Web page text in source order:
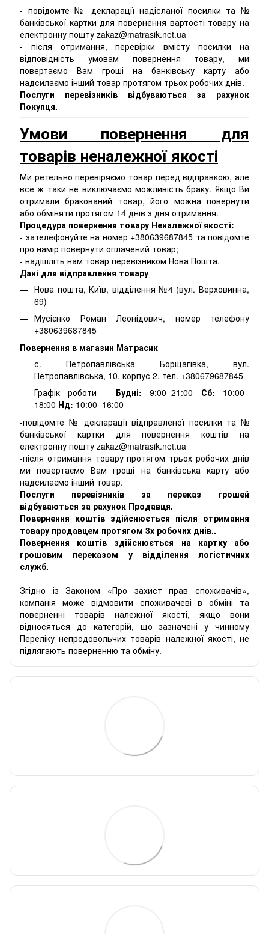
- повідомте № декларації надісланої посилки та №
банківської картки для повернення вартості товару на
електронну пошту zakaz@matrasik.net.ua
- після отримання, перевірки вмісту посилки на
відповідність умовам повернення товару, ми
повертаємо Вам гроші на банківську карту або
надсилаємо інший товар протягом трьох робочих днів.
Послуги перевізників відбуваються за рахунок
Покупця.
Умови повернення для
товарів неналежної якості
Ми ретельно перевіряємо товар перед відправкою, але
все ж таки не виключаємо можливість браку. Якщо Ви
отримали бракований товар, його можна повернути
або обміняти протягом 14 днів з дня отримання.
Процедура повернення товару Неналежної якості:
- зателефонуйте на номер +380639687845 та повідомте
про намір повернути оплачений товар;
- надішліть нам товар перевізником Нова Пошта.
Дані для відправлення товару
Нова пошта, Київ, відділення №4 (вул. Верховинна,
69)
Мусієнко Роман Леонідович, номер телефону
+380639687845
Повернення в магазин Матрасик
с. Петропавлівська Борщагівка, вул.
Петропавлівська, 10, корпус 2. тел. +380679687845
Графік роботи - Будні: 9:00–21:00 Сб: 10:00–
18:00 Нд: 10:00–16:00
-повідомте № декларації відправленої посилки та №
банківської картки для повернення коштів на
електронну пошту zakaz@matrasik.net.ua
-після отримання товару протягом трьох робочих днів
ми повертаємо Вам гроші на банківська карту або
надсилаємо інший товар.
Послуги перевізників за переказ грошей
відбуваються за рахунок Продавця.
Повернення коштів здійснюється після отримання
товару продавцем протягом 3х робочих днів..
Повернення коштів здійснюється на картку або
грошовим переказом у відділення логістичних
служб.
Згідно із Законом «Про захист прав споживачів»,
компанія може відмовити споживачеві в обміні та
поверненні товарів належної якості, якщо вони
відносяться до категорій, що зазначені у чинному
Переліку непродовольчих товарів належної якості, не
підлягають поверненню та обміну.